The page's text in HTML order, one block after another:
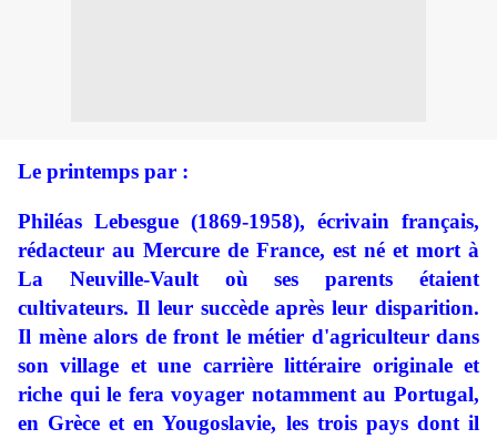
Le printemps par :
Philéas Lebesgue (1869-1958), écrivain français,
rédacteur au Mercure de France, est né et mort à
La Neuville-Vault où ses parents étaient
cultivateurs. Il leur succède après leur disparition.
Il mène alors de front le métier d'agriculteur dans
son village et une carrière littéraire originale et
riche qui le fera voyager notamment au Portugal,
en Grèce et en Yougoslavie, les trois pays dont il